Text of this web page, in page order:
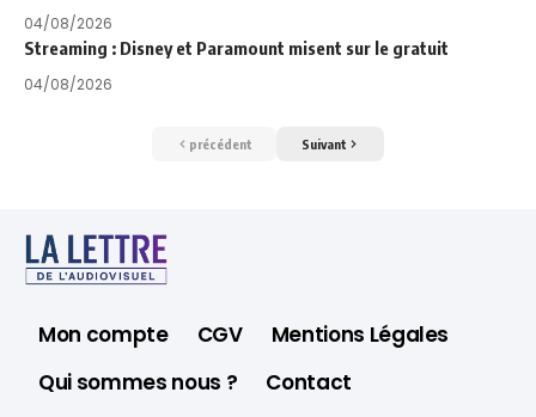
04/08/2026
Streaming : Disney et Paramount misent sur le gratuit
04/08/2026
précédent Suivant
Mon compte CGV
Mentions Légales
Qui sommes nous ?
Contact